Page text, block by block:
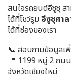
สนใจรถยนต์อีซูซุ ส
ได้ที่โชว์รูม อีซูซุศาล
ได้ที่ช่องของเรา
📞 สอบถามข้อมูลเ
📍 1199 หมู่ 2 ถน
จังหวัดเชียงใหม่